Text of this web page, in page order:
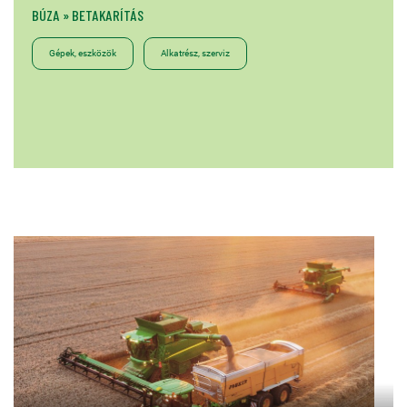
BÚZA » BETAKARÍTÁS
Gépek, eszközök Alkatrész, szerviz